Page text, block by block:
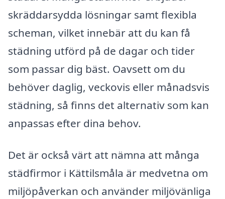
skräddarsydda lösningar samt flexibla
scheman, vilket innebär att du kan få
städning utförd på de dagar och tider
som passar dig bäst. Oavsett om du
behöver daglig, veckovis eller månadsvis
städning, så finns det alternativ som kan
anpassas efter dina behov.
Det är också värt att nämna att många
städfirmor i Kättilsmåla är medvetna om
miljöpåverkan och använder miljövänliga